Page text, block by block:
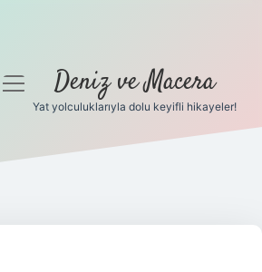
menüyüDeniz ve Macera
Yat yolculuklarıyla dolu keyifli hikayeler!